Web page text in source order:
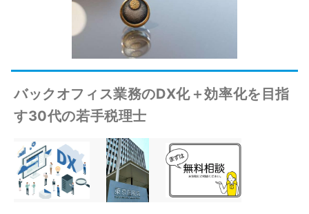
バックオフィス業務のDX化＋効率化を目指
す30代の若手税理士